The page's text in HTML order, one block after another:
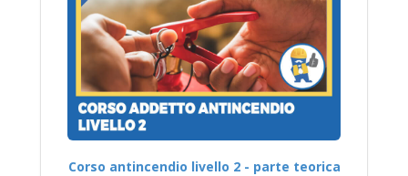
Corso antincendio livello 2 - parte teorica